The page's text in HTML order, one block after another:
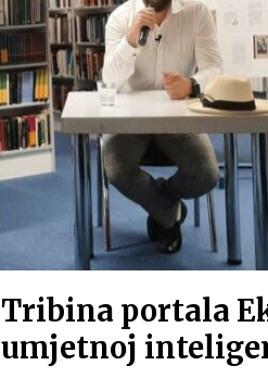
Tribina portala
umjetnoj